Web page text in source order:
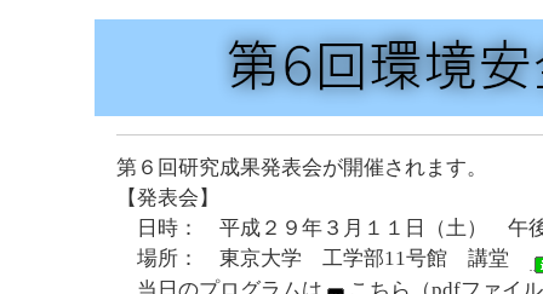
第６回研究成果発表会が開催されます。
【発表会】
日時： 平成２９年３月１１日（土） 午
場所： 東京大学 工学部11号館 講堂